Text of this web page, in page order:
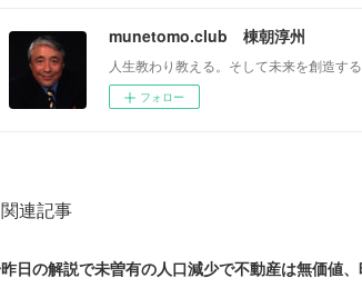
munetomo.club 棟朝淳州
人生教わり教える。そして未来を創造する
フォロー
関連記事